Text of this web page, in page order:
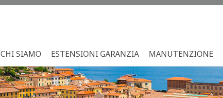
CHI SIAMO ESTENSIONI GARANZIA MANUTENZIONE